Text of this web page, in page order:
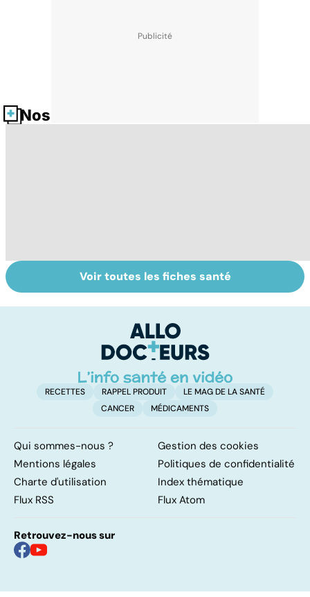
Nos fiches santé
La tuberculose
pulmonaire
Violences
sexuelles :
remettre ?
Voir toutes les fiches santé
RECETTES RAPPEL PRODUIT
LE MAG DE LA SANTÉ
CANCER
MÉDICAMENTS
Qui sommes-nous ?
Gestion des cookies
Mentions légales
Politiques de confidentialité
Charte d'utilisation
Index thématique
Flux RSS
Flux Atom
Retrouvez-nous sur